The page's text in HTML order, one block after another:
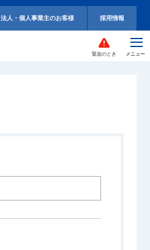
法人・個人事業主のお客様 採用情報
緊急のとき